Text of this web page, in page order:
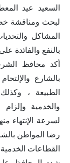
السعيد عيد
لبحث ومناقشة
المشاكل
بالنفع والفائدة
أكد محافظ
بالشارع
الطبيعة ،
والخدمية
لسرعة الإنتهاء
رضا المواطن
القطاعات الخدمية